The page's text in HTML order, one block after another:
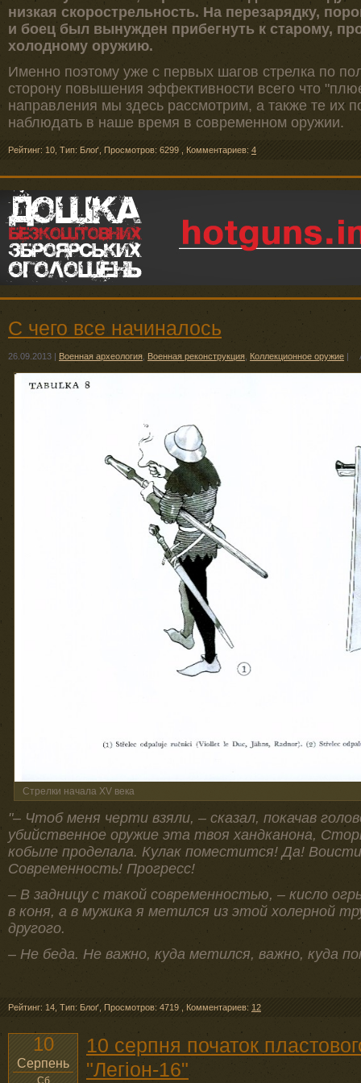
низкая скорострельность. На перезарядку,
и боец был вынужден прибегнуть к старому,
холодному оружию.
Именно поэтому уже с первых шагов стрелка по
сторону повышения эффективности всего что
направления мы здесь рассмотрим, а также те их
наблюдать в наше время в современном оружии.
Рейтинг: 10 Тип: Блоґ Просмотров: 6299 Комментариев: 4
С чего все начиналось
26.09.2013 | Военная археология Военная реконструкция Коллекционное оружие |
Стрелки начала XV века
"– Чтоб меня черти взяли, – сказал, покачав
убийственное оружие эта твоя хандканона,
кобыле проделала. Кулак поместится! Да!
Современность! Прогресс!
– В задницу с такой современностью, – кисло
в коня, а в мужика я метился из этой холерной
другого.
– Не беда. Не важно, куда метился, важно, куда
Рейтинг: 14 Тип: Блоґ Просмотров: 4719 Комментариев: 12
10
Серпень
Сб
10 серпня початок
"Легіон-16"